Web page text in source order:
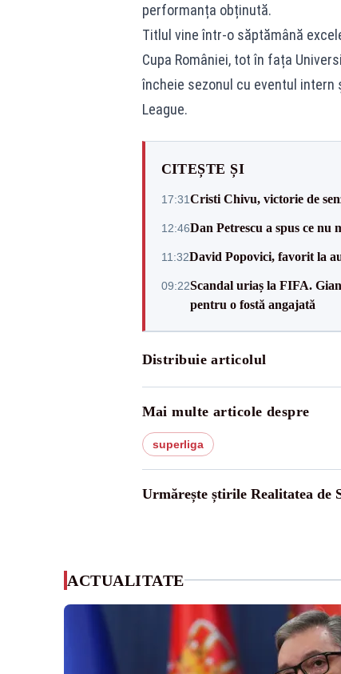
performanța obținută.
Titlul vine într-o săptămână
Cupa României, tot în fața
încheie sezonul cu eventul intern
League.
CITEȘTE ȘI
17:31Cristi Chivu, victorie de
12:46Dan Petrescu a spus ce
11:32David Popovici, favorit la
09:22Scandal uriaș la FIFA.
pentru o fostă angajată
Distribuie articolul
Mai multe articole despre
superliga
Urmărește știrile Realitatea de
ACTUALITATE